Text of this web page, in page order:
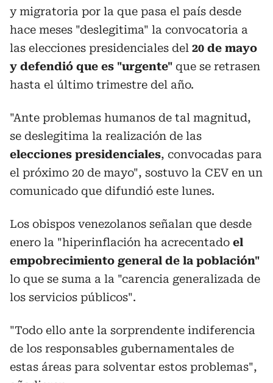
y migratoria por la que pasa el país desde
hace meses "deslegitima" la convocatoria a
las elecciones presidenciales del 20 de mayo
y defendió que es "urgente" que se retrasen
hasta el último trimestre del año.
"Ante problemas humanos de tal magnitud,
se deslegitima la realización de las
elecciones presidenciales, convocadas para
el próximo 20 de mayo", sostuvo la CEV en un
comunicado que difundió este lunes.
Los obispos venezolanos señalan que desde
enero la "hiperinflación ha acrecentado el
empobrecimiento general de la población"
lo que se suma a la "carencia generalizada de
los servicios públicos".
"Todo ello ante la sorprendente indiferencia
de los responsables gubernamentales de
estas áreas para solventar estos problemas",